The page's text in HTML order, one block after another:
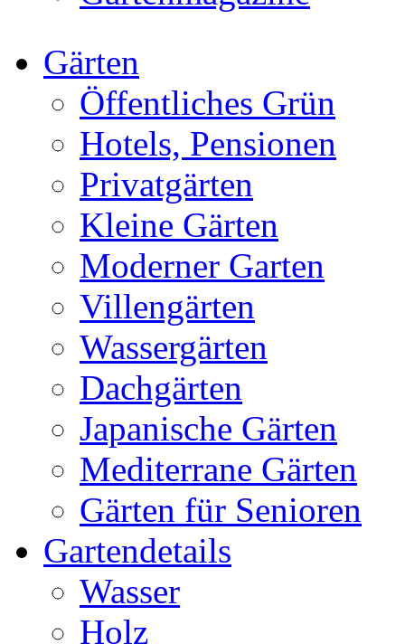
Gärten
Öffentliches Grün
Hotels, Pensionen
Privatgärten
Kleine Gärten
Moderner Garten
Villengärten
Wassergärten
Dachgärten
Japanische Gärten
Mediterrane Gärten
Gärten für Senioren
Gartendetails
Wasser
Holz